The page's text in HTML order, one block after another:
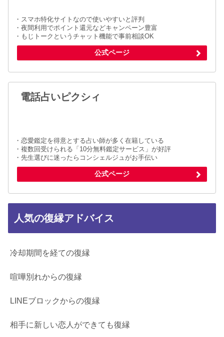
・スマホ特化サイトなので使いやすいと評判
・夜間利用でポイント還元などキャンペーン豊富
・もじトークというチャット機能で事前相談OK
公式ページ
電話占いピクシィ
・恋愛鑑定を得意とする占い師が多く在籍している
・複数回受けられる「10分無料鑑定サービス」が好評
・先生選びに迷ったらコンシェルジュがお手伝い
公式ページ
人気の復縁アドバイス
冷却期間を経ての復縁
喧嘩別れからの復縁
LINEブロックからの復縁
相手に新しい恋人ができても復縁